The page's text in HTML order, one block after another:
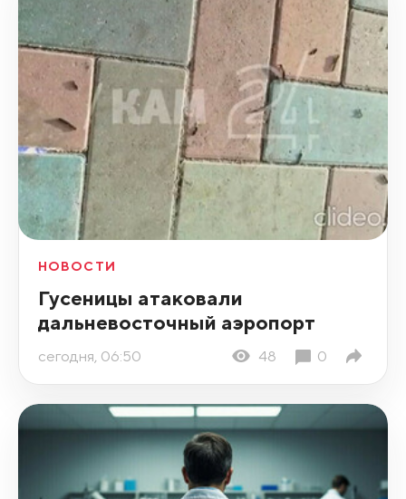
НОВОСТИ
Гусеницы атаковали
дальневосточный аэропорт
сегодня, 06:50 48 0